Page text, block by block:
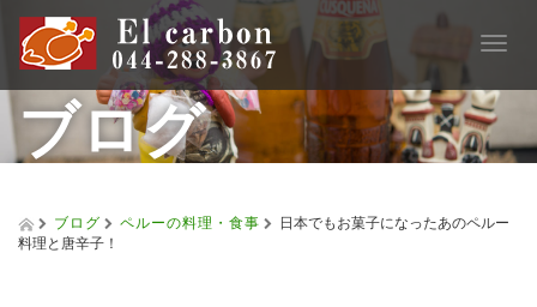
T
g
g
l
e
ブログ
ブログ ペルーの料理・食事
日本でもお菓子になったあのペルー
料理と唐辛子！